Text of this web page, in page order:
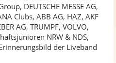
DEUTSCHE MESSE AG,
Clubs, ABB AG, HAZ, AKF
AG, TRUMPF, VOLVO,
NRW & NDS,
der Liveband